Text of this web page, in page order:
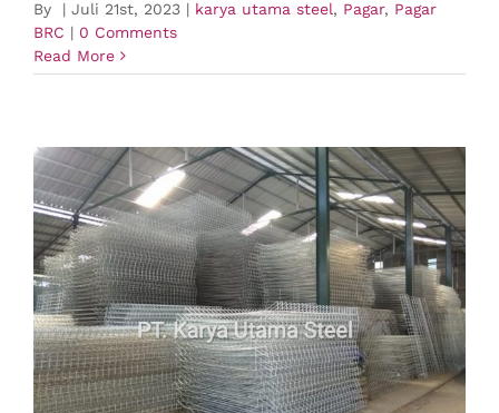
By | Juli 21st, 2023 | karya utama steel, Pagar, Pagar
BRC | 0 Comments
Read More